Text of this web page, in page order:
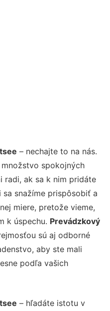
– nechajte to na nás.
spokojných
radi, ak sa k nim pridáte
snažíme prispôsobiť a
miere, pretože vieme,
k úspechu. Prevádzkový
sú aj odborné
aby ste mali
podľa vašich
– hľadáte istotu v